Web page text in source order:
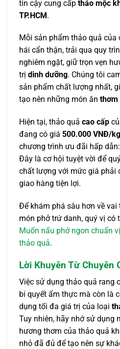
tin cậy cung cấp thảo mộc
TP.HCM.
Mỗi sản phẩm thảo quả
hái cẩn thận, trải qua quy
nghiêm ngặt, giữ trọn vẹn
trị dinh dưỡng. Chúng tôi
sản phẩm chất lượng nhất,
tạo nên những món ăn thơm
Hiện tại, thảo quả cao cấp
đang có giá 500.000 VNĐ/kg
chương trình ưu đãi hấp dẫn:
Đây là cơ hội tuyệt vời để
chất lượng với mức giá phải
giao hàng tiện lợi.
Để khám phá sâu hơn về
món phở trứ danh, quý vị có
Muốn nấu phở ngon chuẩn
thảo quả.
Lời Khuyên Từ Chuyên
Việc sử dụng thảo quả rang
bí quyết ẩm thực mà còn là
dụng tối đa giá trị của loại
Tuy nhiên, hãy nhớ sử dụng
hương thơm của thảo quả
nhỏ đã đủ để tạo nên sự